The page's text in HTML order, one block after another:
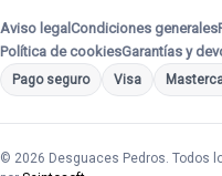
Aviso legal Condiciones generales
Política de cookiesGarantías y
Pago seguro Visa
© 2026 Desguaces Pedros. Todos